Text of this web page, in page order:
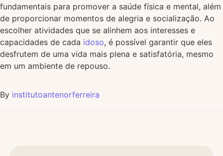
fundamentais para promover a saúde física e mental, além
de proporcionar momentos de alegria e socialização. Ao
escolher atividades que se alinhem aos interesses e
capacidades de cada idoso, é possível garantir que eles
desfrutem de uma vida mais plena e satisfatória, mesmo
em um ambiente de repouso.
By institutoantenorferreira